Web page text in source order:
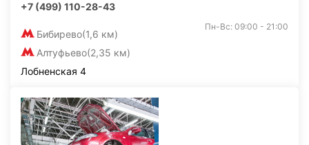
+7 (499) 110-28-43
Бибирево(1,6 км)
Алтуфьево(2,35 км)
Пн-Вс: 09:00 - 21:00
Лобненская 4